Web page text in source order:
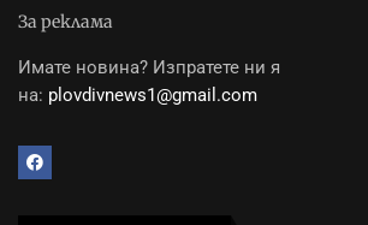
За реклама
Имате новина? Изпратете ни я
на: plovdivnews1@gmail.com